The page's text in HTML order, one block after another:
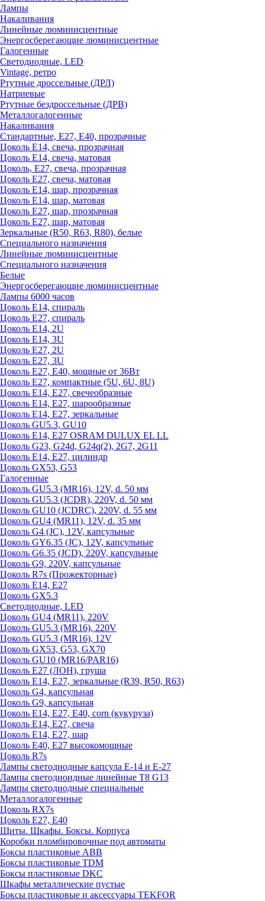
Лампы
Накаливания
Линейные люминисцентные
Энергосберегающие люминисцентные
Галогенные
Светодиодные, LED
Vintage, ретро
Ртутные дроссельные (ДРЛ)
Натриевые
Ртутные бездроссельные (ДРВ)
Металлогалогенные
Накаливания
Стандартные, Е27, Е40, прозрачные
Цоколь Е14, свеча, прозрачная
Цоколь Е14, свеча, матовая
Цоколь, Е27, свеча, прозрачная
Цоколь Е27, свеча, матовая
Цоколь Е14, шар, прозрачная
Цоколь Е14, шар, матовая
Цоколь Е27, шар, прозрачная
Цоколь Е27, шар, матовая
Зеркальные (R50, R63, R80), белые
Специального назначения
Линейные люминисцентные
Специального назначения
Белые
Энергосберегающие люминисцентные
Лампы 6000 часов
Цоколь Е14, спираль
Цоколь Е27, спираль
Цоколь Е14, 2U
Цоколь Е14, 3U
Цоколь Е27, 2U
Цоколь Е27, 3U
Цоколь Е27, Е40, мощные от 36Вт
Цоколь Е27, компактные (5U, 6U, 8U)
Цоколь Е14, Е27, свечеобразные
Цоколь Е14, Е27, шарообразные
Цоколь Е14, Е27, зеркальные
Цоколь GU5.3, GU10
Цоколь Е14, Е27 OSRAM DULUX EL LL
Цоколь G23, G24d, G24q(2), 2G7, 2G11
Цоколь Е14, Е27, цилиндр
Цоколь GX53, G53
Галогенные
Цоколь GU5.3 (MR16), 12V, d. 50 мм
Цоколь GU5.3 (JCDR), 220V, d. 50 мм
Цоколь GU10 (JCDRC), 220V, d. 55 мм
Цоколь GU4 (MR11), 12V, d. 35 мм
Цоколь G4 (JC), 12V, капсульные
Цоколь GY6.35 (JC), 12V, капсульные
Цоколь G6.35 (JCD), 220V, капсульные
Цоколь G9, 220V, капсульные
Цоколь R7s (Прожекторные)
Цоколь E14, E27
Цоколь GX5.3
Светодиодные, LED
Цоколь GU4 (MR11), 220V
Цоколь GU5.3 (MR16), 220V
Цоколь GU5.3 (MR16), 12V
Цоколь GX53, G53, GX70
Цоколь GU10 (MR16/PAR16)
Цоколь Е27 (ЛОН), груша
Цоколь Е14, Е27, зеркальные (R39, R50, R63)
Цоколь G4, капсульная
Цоколь G9, капсульная
Цоколь Е14, Е27, Е40, corn (кукуруза)
Цоколь Е14, Е27, свеча
Цоколь Е14, Е27, шар
Цоколь Е40, Е27 высокомощные
Цоколь R7s
Лампы светодиодные капсула Е-14 и Е-27
Лампы светодиоидные линейные T8 G13
Лампы светодиодные специальные
Металлогалогенные
Цоколь RX7s
Цоколь Е27, E40
Щиты. Шкафы. Боксы. Корпуса
Коробки пломбировочные под автоматы
Боксы пластиковые ABB
Боксы пластиковые TDM
Боксы пластиковые DKC
Шкафы металлические пустые
Боксы пластиковые и аксессуары TEKFOR